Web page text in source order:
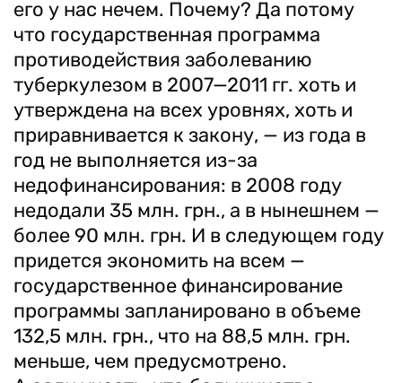
его у нас нечем. Почему? Да потому
что государственная программа
противодействия заболеванию
туберкулезом в 2007—2011 гг. хоть и
утверждена на всех уровнях, хоть и
приравнивается к закону, — из года в
год не выполняется из-за
недофинансирования: в 2008 году
недодали 35 млн. грн., а в нынешнем —
более 90 млн. грн. И в следующем году
придется экономить на всем —
государственное финансирование
программы запланировано в объеме
132,5 млн. грн., что на 88,5 млн. грн.
меньше, чем предусмотрено.